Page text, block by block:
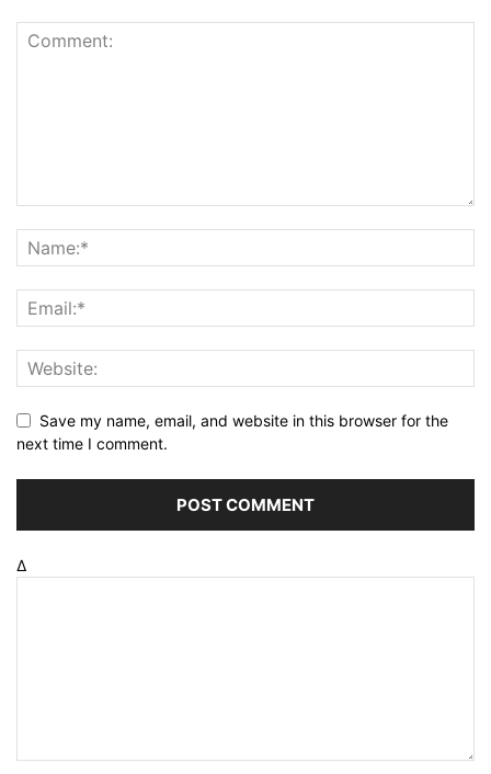
Save my name, email, and website in this browser for the
next time I comment.
Δ